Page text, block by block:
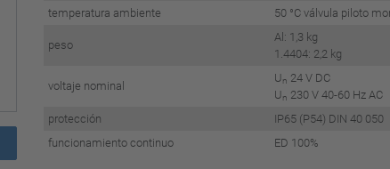
temperatura ambiente
50 °C válvula piloto
peso
Al: 1,3 kg
1.4404: 2,2 kg
voltaje nominal
Un 24 V DC
Un 230 V 40-60 Hz AC
protección
IP65 (P54) DIN 40 050
funcionamiento continuo
ED 100%